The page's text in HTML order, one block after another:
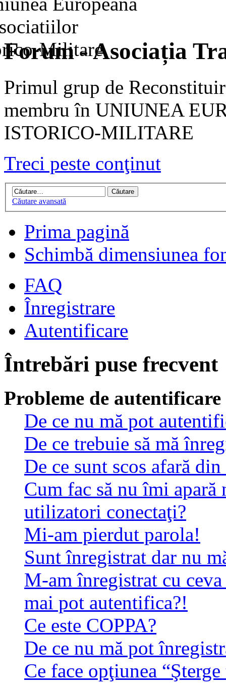
Forum - Asociația
Primul grup de
membru în UNIUNEA
ISTORICO-MILITARE
Treci peste conţinut
Căutare avansată
Prima pagină
Schimbă dimensiunea
FAQ
Înregistrare
Autentificare
Întrebări puse frecvent
Probleme de
De ce nu mă pot
De ce trebuie să mă
De ce sunt scos afară
Cum fac să nu îmi
utilizatori conectaţi?
Mi-am pierdut parola!
Sunt înregistrat dar nu
M-am înregistrat cu
mai pot autentifica?!
Ce este COPPA?
De ce nu mă pot
Ce face opţiunea